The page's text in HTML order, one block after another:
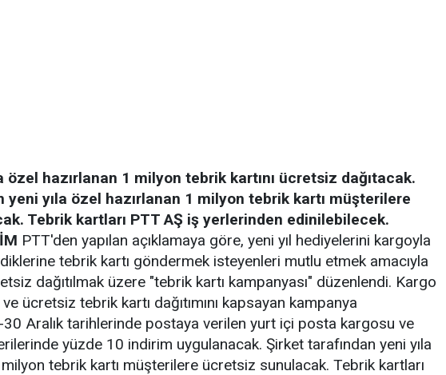
özel hazırlanan 1 milyon tebrik kartını ücretsiz dağıtacak.
yeni yıla özel hazırlanan 1 milyon tebrik kartı müşterilere
Tebrik kartları PTT AŞ iş yerlerinden edinilebilecek.
PTT'den yapılan açıklamaya göre, yeni yıl hediyelerini kargoyla
tebrik kartı göndermek isteyenleri mutlu etmek amacıyla
dağıtılmak üzere "tebrik kartı kampanyası" düzenlendi. Kargo
ücretsiz tebrik kartı dağıtımını kapsayan kampanya
Aralık tarihlerinde postaya verilen yurt içi posta kargosu ve
yüzde 10 indirim uygulanacak. Şirket tarafından yeni yıla
tebrik kartı müşterilere ücretsiz sunulacak. Tebrik kartları